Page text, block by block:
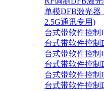
单模DFB激光器
2.5G通讯专用)
台式带软件控制
台式带软件控制
台式带软件控制
台式带软件控制
台式带软件控制
台式带软件控制